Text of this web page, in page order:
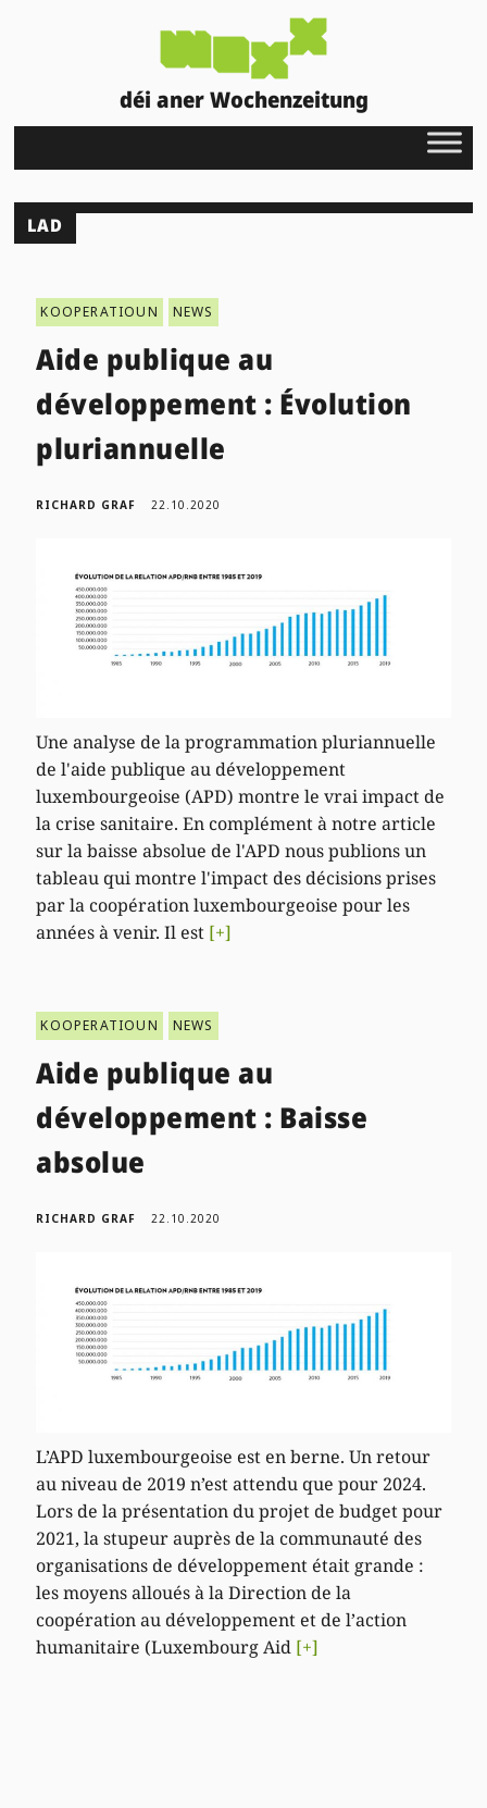
déi aner Wochenzeitung
LAD
KOOPERATIOUN NEWS
Aide publique au
développement : Évolution
pluriannuelle
RICHARD GRAF 22.10.2020
Une analyse de la programmation pluriannuelle
de l'aide publique au développement
luxembourgeoise (APD) montre le vrai impact de
la crise sanitaire. En complément à notre article
sur la baisse absolue de l'APD nous publions un
tableau qui montre l'impact des décisions prises
par la coopération luxembourgeoise pour les
années à venir. Il est [+]
KOOPERATIOUN NEWS
Aide publique au
développement : Baisse
absolue
RICHARD GRAF 22.10.2020
L’APD luxembourgeoise est en berne. Un retour
au niveau de 2019 n’est attendu que pour 2024.
Lors de la présentation du projet de budget pour
2021, la stupeur auprès de la communauté des
organisations de développement était grande :
les moyens alloués à la Direction de la
coopération au développement et de l’action
humanitaire (Luxembourg Aid [+]